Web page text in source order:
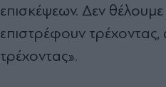
επισκέψεων. Δεν θέλουμε
επιστρέφουν
τρέχοντας».